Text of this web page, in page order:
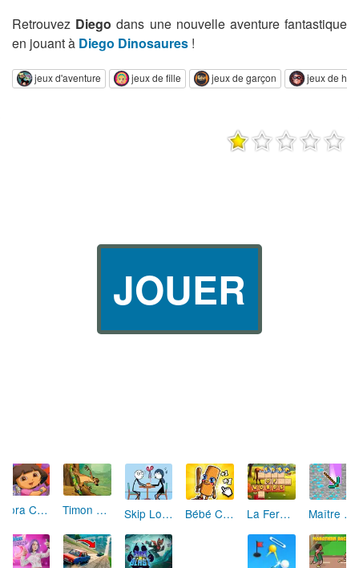
Retrouvez Diego dans une nouvelle aventure fantastique
en jouant à Diego Dinosaures !
jeux d'aventure jeux de fille jeux de garçon jeux de
JOUER
Dora Candyland Timon et Pumba Skateboard Skip Love: L'Amour en Péril Bébé Clic Italien: La Folie des Petits Bambins La Ferme des Mots - Cultivez votre Vocabulaire Maître de la Destruction: Fusion de Pioches